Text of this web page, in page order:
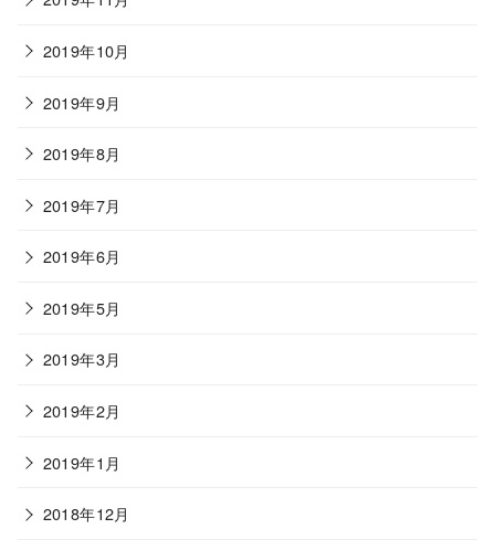
2019年10月
2019年9月
2019年8月
2019年7月
2019年6月
2019年5月
2019年3月
2019年2月
2019年1月
2018年12月